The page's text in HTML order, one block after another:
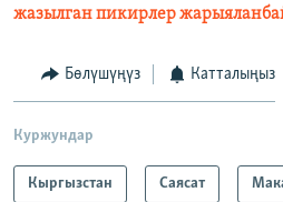
жазылган пикирлер
Бөлүшүңүз Катталыңыз
Куржундар
Кыргызстан Саясат